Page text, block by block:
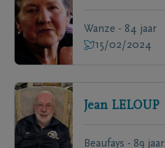
Wanze - 84 jaar
15/02/2024
Jean LELOUP
Beaufays - 89 jaar